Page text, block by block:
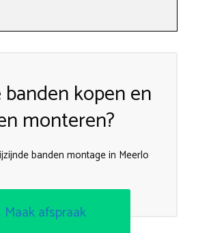
kopen en
monteren?
banden montage in Meerlo
Maak afspraak